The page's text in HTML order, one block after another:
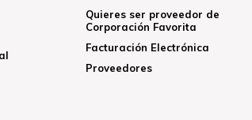
Quieres ser proveedor de
Corporación Favorita
Facturación Electrónica
Proveedores